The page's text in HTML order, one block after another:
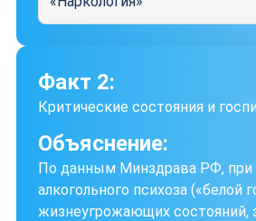
Факт 2:
Критические состояния и
Объяснение:
По данным Минздрава РФ, при
алкогольного психоза («белой
жизнеугрожающих состояний,